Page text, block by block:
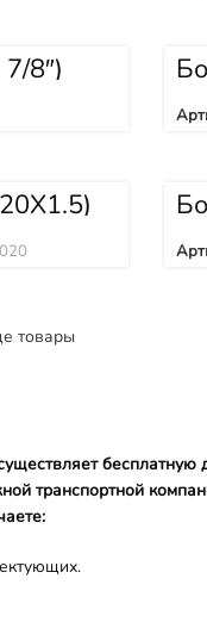
8″)
товары
бесплатную
транспортной